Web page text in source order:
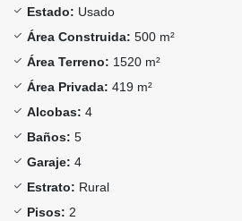
Estado: Usado
Área Construida: 500 m²
Área Terreno: 1520 m²
Área Privada: 419 m²
Alcobas: 4
Baños: 5
Garaje: 4
Estrato: Rural
Pisos: 2